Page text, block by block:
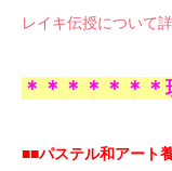
レイキ伝授について
＊＊＊＊＊＊
■■パステル和アート